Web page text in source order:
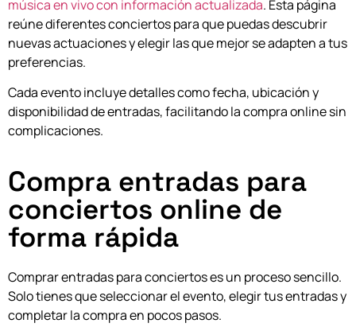
música en vivo con información actualizada. Esta página
reúne diferentes conciertos para que puedas descubrir
nuevas actuaciones y elegir las que mejor se adapten a tus
preferencias.
Cada evento incluye detalles como fecha, ubicación y
disponibilidad de entradas, facilitando la compra online sin
complicaciones.
Compra entradas para
conciertos online de
forma rápida
Comprar entradas para conciertos es un proceso sencillo.
Solo tienes que seleccionar el evento, elegir tus entradas y
completar la compra en pocos pasos.